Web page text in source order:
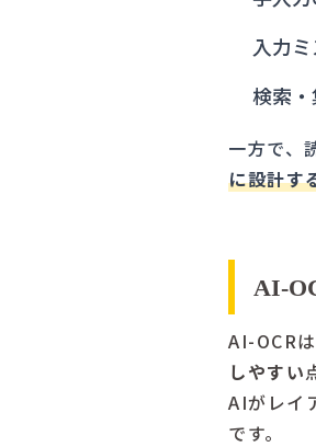
入力
検索
一方で、
に設計す
AI-
AI-OCR
しやすい
AIがレイ
です。